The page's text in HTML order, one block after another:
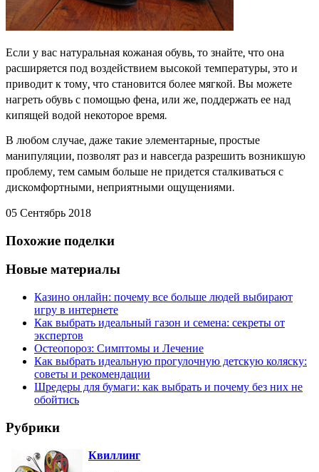
Если у вас натуральная кожаная обувь, то знайте, что она
расширяется под воздействием высокой температуры, это и
приводит к тому, что становится более мягкой. Вы можете
нагреть обувь с помощью фена, или же, поддержать ее над
кипящей водой некоторое время.
В любом случае, даже такие элементарные, простые
манипуляции, позволят раз и навсегда разрешить возникшую
проблему, тем самым больше не придется сталкиваться с
дискомфортными, неприятными ощущениями.
05 Сентябрь 2018
Похожие поделки
Новые материалы
Казино онлайн: почему все больше людей выбирают
игру в интернете
Как выбрать идеальный газон и семена: секреты от
экспертов
Остеопороз: Симптомы и Лечение
Как выбрать идеальную прогулочную детскую коляску:
советы и рекомендации
Шредеры для бумаги: как выбрать и почему без них не
обойтись
Рубрики
Квиллинг